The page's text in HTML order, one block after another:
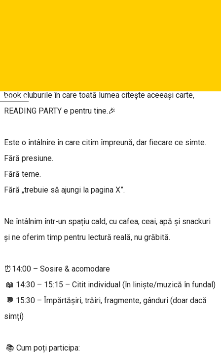
Deutsch
book cluburile în care toată lumea citește aceeași carte,
READING PARTY e pentru tine.🎉
Este o întâlnire în care citim împreună, dar fiecare ce simte.
Fără presiune.
Fără teme.
Fără „trebuie să ajungi la pagina X”.
Ne întâlnim într-un spațiu cald, cu cafea, ceai, apă și snackuri
și ne oferim timp pentru lectură reală, nu grăbită.
⏰14:00 – Sosire & acomodare
📖 14:30 – 15:15 – Citit individual (în liniște/muzică în fundal)
💬 15:30 – Împărtășiri, trăiri, fragmente, gânduri (doar dacă
simți)
📚 Cum poți participa: